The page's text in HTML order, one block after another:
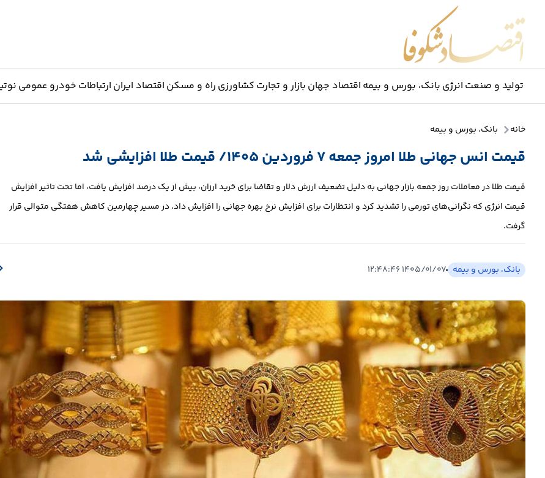
تولید و صنعت انرژی بانک، بورس و بیمه اقتصاد جهان بازار و تجارت کشاورزی راه و مسکن اقتصاد ایران ارتباطات خودرو عمومی
خانه بانک، بورس و بیمه
قیمت انس جهانی طلا امروز جمعه ۷ فروردین ۱۴۰۵/ قیمت طلا افزایشی شد
قیمت طلا در معاملات روز جمعه بازار جهانی به دلیل تضعیف ارزش دلار و تقاضا برای خرید ارزان، بیش از یک درصد افزایش یافت، اما تحت تاثیر افزایش
قیمت انرژی که نگرانی‌های تورمی را تشدید کرد و انتظارات برای افزایش نرخ بهره جهانی را افزایش داد، در مسیر چهارمین کاهش هفتگی متوالی قرار
گرفت.
بانک، بورس و بیمه ۱۴۰۵/۰۱/۰۷ ۱۲:۴۸:۴۶